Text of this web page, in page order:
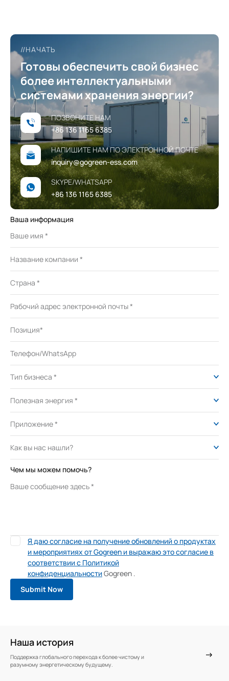
//НАЧАТЬ
Готовы обеспечить свой бизнес
более интеллектуальными
системами хранения энергии?
ПОЗВОНИТЕ НАМ
+86 136 1165 6385
НАПИШИТЕ НАМ ПО ЭЛЕКТРОННОЙ ПОЧТЕ
inquiry@gogreen-ess.com
SKYPE/WHATSAPP
+86 136 1165 6385
Ваша информация
Чем мы можем помочь?
Я даю согласие на получение обновлений о продуктах
и ​​мероприятиях от Gogreen и выражаю это согласие в
соответствии с Политикой
конфиденциальностиGogreen .
Наша история
Поддержка глобального перехода к более чистому и
разумному энергетическому будущему.